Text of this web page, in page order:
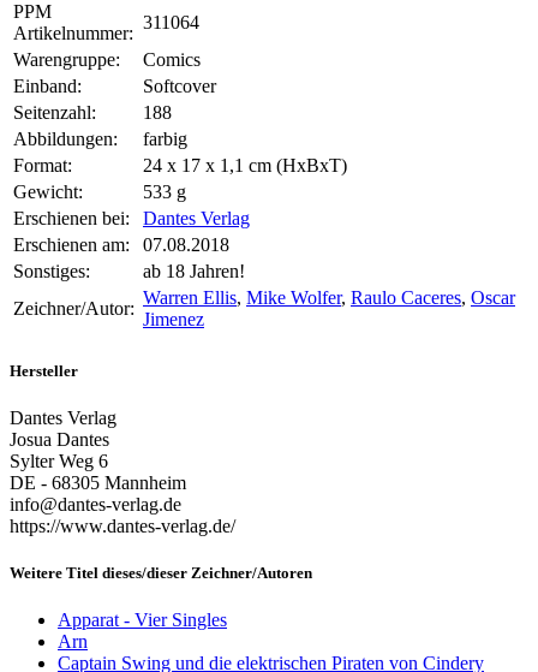
PPM
Artikelnummer:
311064
Warengruppe:
Comics
Einband:
Softcover
Seitenzahl:
188
Abbildungen:
farbig
Format:
24 x 17 x 1,1 cm (HxBxT)
Gewicht:
533 g
Erschienen bei:
Dantes Verlag
Erschienen am:
07.08.2018
Sonstiges:
ab 18 Jahren!
Zeichner/Autor:
Warren Ellis, Mike Wolfer, Raulo Caceres, Oscar
Jimenez
Hersteller
Dantes Verlag
Josua Dantes
Sylter Weg 6
DE - 68305 Mannheim
info@dantes-verlag.de
https://www.dantes-verlag.de/
Weitere Titel dieses/dieser Zeichner/Autoren
Apparat - Vier Singles
Arn
Captain Swing und die elektrischen Piraten von Cindery